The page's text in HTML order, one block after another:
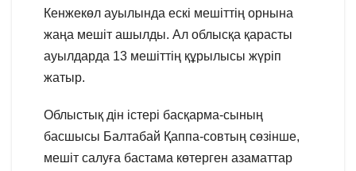
Кенжекөл ауылында ескі мешіттің орнына
жаңа мешіт ашылды. Ал облысқа қарасты
ауылдарда 13 мешіттің құрылысы жүріп
жатыр.
Облыстық дін істері басқарма-сының
басшысы Балтабай Қаппа-совтың сөзінше,
мешіт салуға бастама көтерген азаматтар